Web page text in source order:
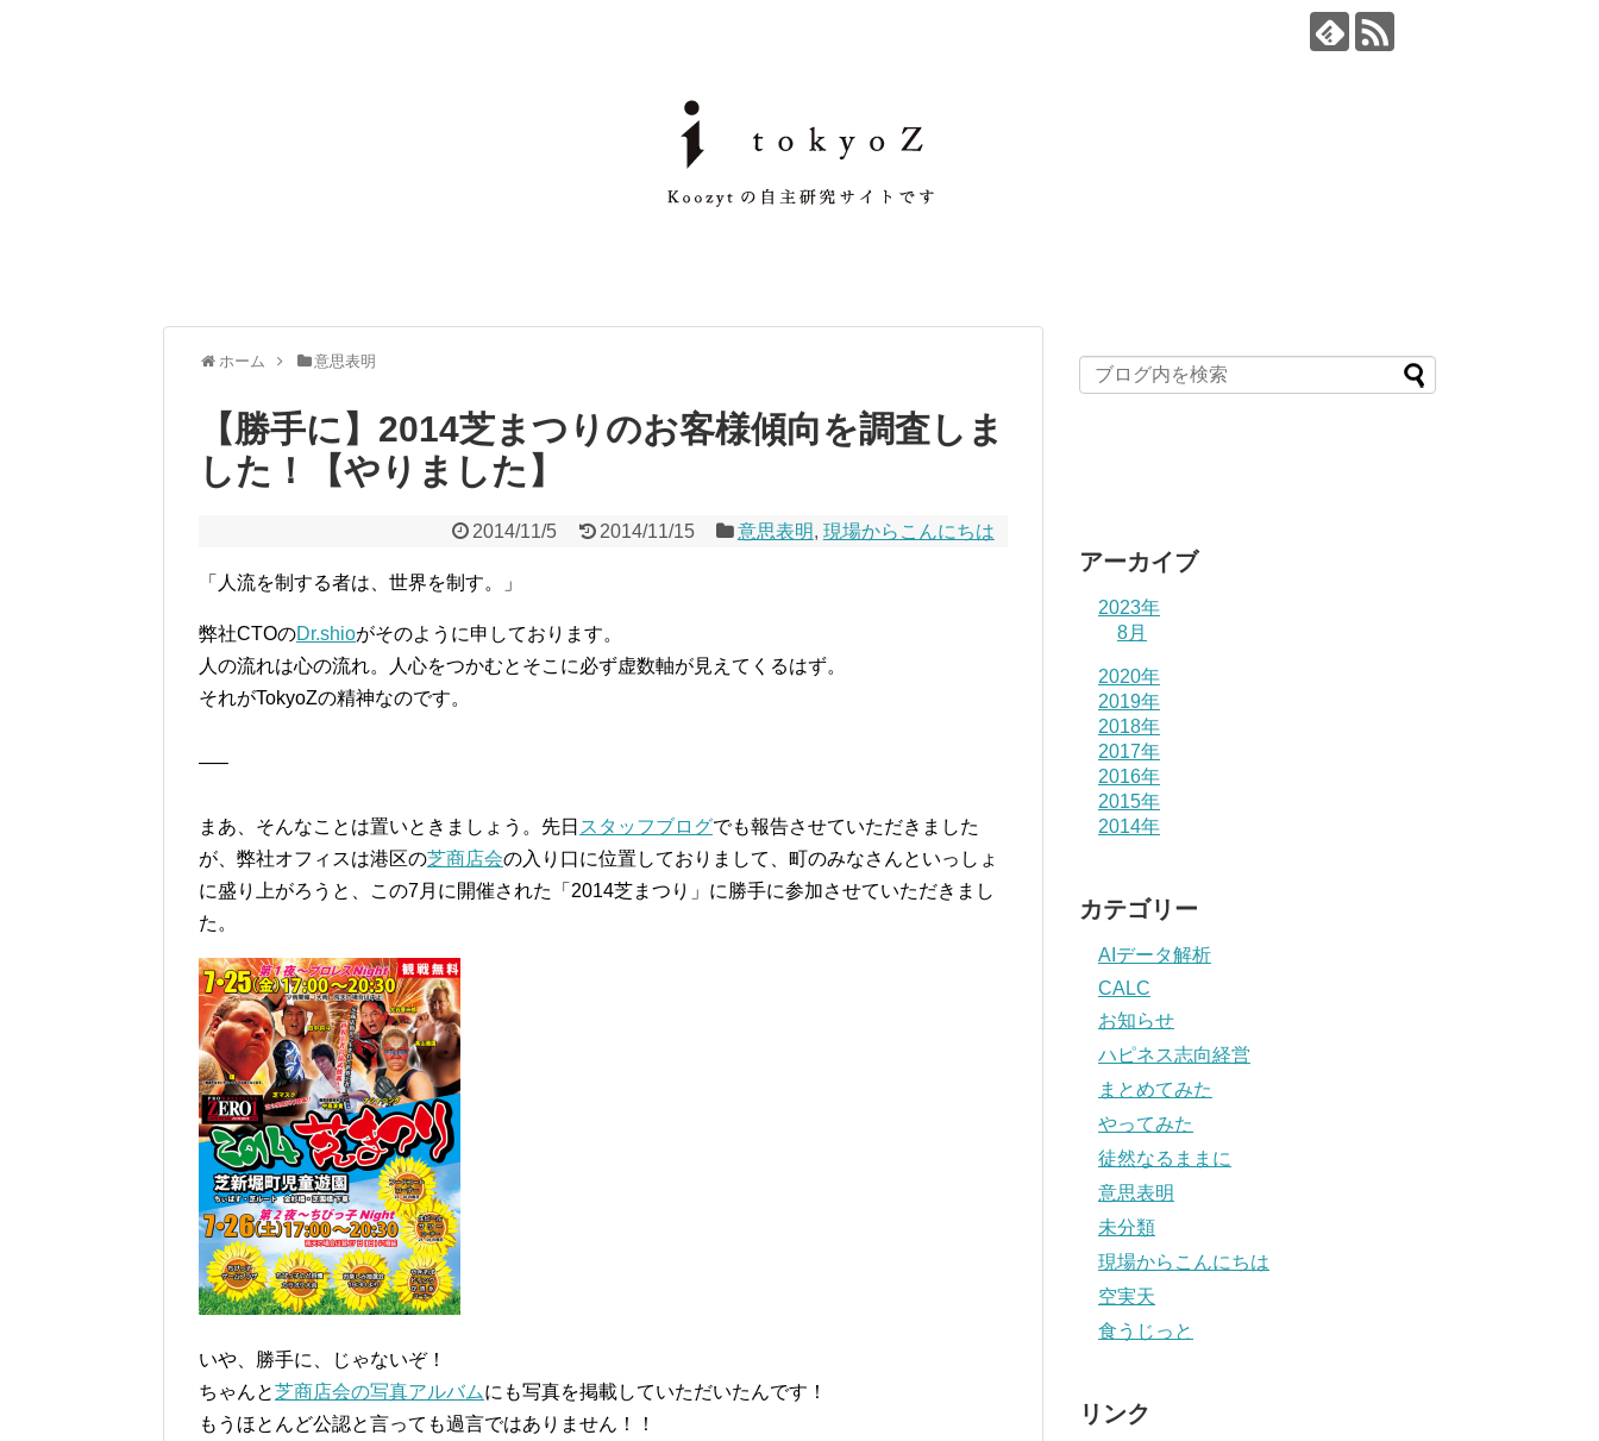
ホーム 意思表明
【勝手に】2014芝まつりのお客様傾向を調査しま
した！【やりました】
2014/11/5 2014/11/15 意思表明, 現場からこんにちは
「人流を制する者は、世界を制す。」
弊社CTOのDr.shioがそのように申しております。
人の流れは心の流れ。人心をつかむとそこに必ず虚数軸が見えてくるはず。
それがTokyoZの精神なのです。
—–
まあ、そんなことは置いときましょう。先日 スタッフブログでも報告させていただきました
が、弊社オフィスは港区の芝商店会の入り口に位置しておりまして、町のみなさんといっしょ
に盛り上がろうと、この7月に開催された「2014芝まつり」に勝手に参加させていただきまし
た。
いや、勝手に、じゃないぞ！
ちゃんと芝商店会の写真アルバムにも写真を掲載していただいたんです！
もうほとんど公認と言っても過言ではありません！！
アーカイブ
2023年
8月
2020年
2019年
2018年
2017年
2016年
2015年
2014年
カテゴリー
AIデータ解析
CALC
お知らせ
ハピネス志向経営
まとめてみた
やってみた
徒然なるままに
意思表明
未分類
現場からこんにちは
空実天
食うじっと
リンク